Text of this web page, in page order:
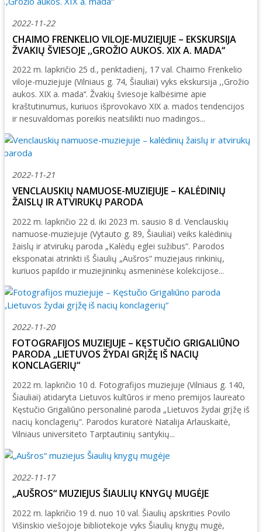
2022-11-22
CHAIMO FRENKELIO VILOJE-MUZIEJUJE – EKSKURSIJA
ŽVAKIŲ ŠVIESOJE ,,GROŽIO AUKOS. XIX A. MADA‘‘
2022 m. lapkričio 25 d., penktadienį, 17 val. Chaimo Frenkelio
viloje-muziejuje (Vilniaus g. 74, Šiauliai) vyks ekskursija ,,Grožio
aukos. XIX a. mada‘‘. Žvakių šviesoje kalbėsime apie
kraštutinumus, kuriuos išprovokavo XIX a. mados tendencijos
ir nesuvaldomas poreikis neatsilikti nuo madingos...
2022-11-21
VENCLAUSKIŲ NAMUOSE-MUZIEJUJE – KALĖDINIŲ
ŽAISLŲ IR ATVIRUKŲ PARODA
2022 m. lapkričio 22 d. iki 2023 m. sausio 8 d. Venclauskių
namuose-muziejuje (Vytauto g. 89, Šiauliai) veiks kalėdinių
žaislų ir atvirukų paroda „Kalėdų eglei sužibus“. Parodos
eksponatai atrinkti iš Šiaulių „Aušros“ muziejaus rinkinių,
kuriuos papildo ir muziejininkų asmeninėse kolekcijose...
2022-11-20
FOTOGRAFIJOS MUZIEJUJE – KĘSTUČIO GRIGALIŪNO
PARODA „LIETUVOS ŽYDAI GRĮŽĘ IŠ NACIŲ
KONCLAGERIŲ“
2022 m. lapkričio 10 d. Fotografijos muziejuje (Vilniaus g. 140,
Šiauliai) atidaryta Lietuvos kultūros ir meno premijos laureato
Kęstučio Grigaliūno personalinė paroda „Lietuvos žydai grįžę iš
nacių konclagerių“. Parodos kuratorė Natalija Arlauskaitė,
Vilniaus universiteto Tarptautinių santykių...
2022-11-17
„AUŠROS“ MUZIEJUS ŠIAULIŲ KNYGŲ MUGĖJE
2022 m. lapkričio 19 d. nuo 10 val. Šiaulių apskrities Povilo
Višinskio viešojoje bibliotekoje vyks Šiaulių knygų mugė,